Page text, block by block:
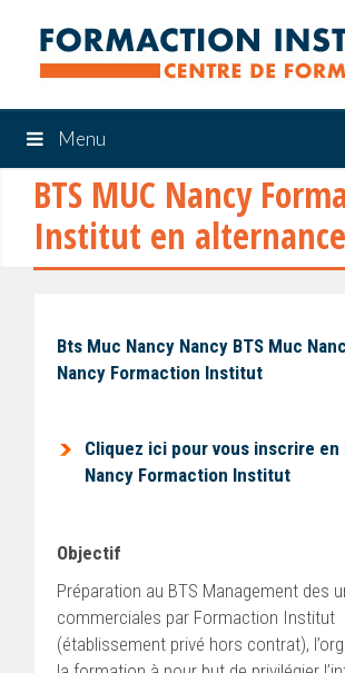
Menu
BTS MUC Nancy
Institut en alternance
Bts Muc Nancy Nancy BTS Muc
Nancy Formaction Institut
Cliquez ici pour vous inscrire en
Nancy Formaction Institut
Objectif
Préparation au BTS Management des
commerciales par Formaction Institut
(établissement privé hors contrat),